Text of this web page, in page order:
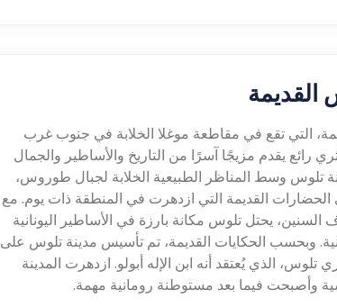
القديمة
التي تقع في مقاطعة موغلا الخلابة في جنوب غرب
رائع يقدم مزيجًا آسرًا من التاريخ والأساطير والجمال
تلوس وسط المناظر الطبيعية الخلابة لجبال طوروس،
القديمة التي ازدهرت في المنطقة ذات يوم. مع
السنين، يحتل تلوس مكانة بارزة في الأساطير اليونانية
وبحسب الحكايات القديمة، تم تأسيس مدينة تلوس على
تلوس، الذي يُعتقد أنه ابن الإله أبولو. ازدهرت المدينة
وأصبحت فيما بعد مستوطنة رومانية مهمة.